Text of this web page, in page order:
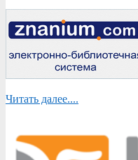
Читать далее....